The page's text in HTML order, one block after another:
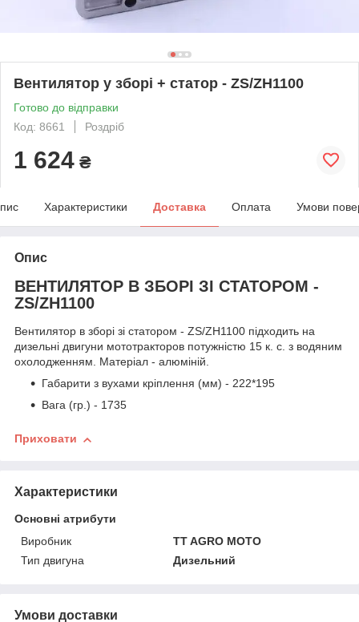
Вентилятор у зборі + статор - ZS/ZH1100
Готово до відправки
Код: 8661
Роздріб
1 624 ₴
Характеристики Доставка Оплата Умови
Опис
ВЕНТИЛЯТОР В ЗБОРІ ЗІ СТАТОРОМ -
ZS/ZH1100
Вентилятор в зборі зі статором - ZS/ZH1100 підходить на
дизельні двигуни мототракторов потужністю 15 к. с. з водяним
охолодженням. Матеріал - алюміній.
Габарити з вухами кріплення (мм) - 222*195
Вага (гр.) - 1735
Приховати
Характеристики
Основні атрибути
Виробник
TT AGRO MOTO
Тип двигуна
Дизельний
Умови доставки